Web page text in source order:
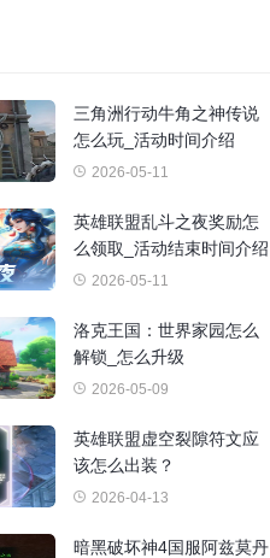
三角洲行动牛角之神传说
怎么玩_活动时间介绍
2026-05-11
英雄联盟乱斗之夜奖励怎
么领取_活动结束时间介绍
2026-05-11
洛克王国：世界家园怎么
解锁_怎么升级
2026-05-09
英雄联盟虚空裂隙符文应
该怎么出装？
2026-04-13
暗黑破坏神4国服阿兹莫丹